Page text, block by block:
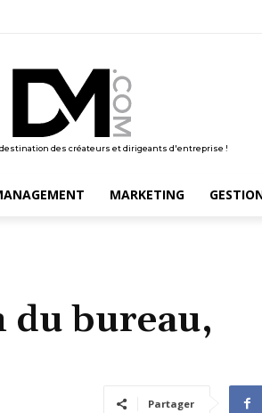
des créateurs et dirigeants d'entreprise !
MARKETING
du bureau,
Partager